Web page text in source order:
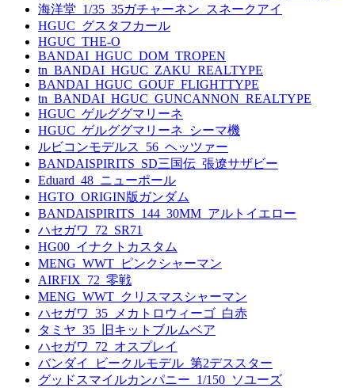
海洋堂_1/35_35ガチャーネン_スネークアイ
HGUC_グスタフカール
HGUC_THE-O
BANDAI_HGUC_DOM_TROPEN
tn_BANDAI_HGUC_ZAKU_REALTYPE
BANDAI_HGUC_GOUF_FLIGHTTYPE
tn_BANDAI_HGUC_GUNCANNON_REALTYPE
HGUC_ゲルググマリーネ
HGUC_ゲルググマリーネ_シーマ機
ルビコンモデルス_56_ヘッツァー
BANDAISPIRITS_SD三国伝_張遼サザビー
Eduard_48_ニューポール
HGTO_ORIGIN版ガンダム
BANDAISPIRITS_144_30MM_アルトイエロー
ハセガワ_72_SR71
HG00_イナクトカスタム
MENG_WWT_ピンクシャーマン
AIRFIX_72_零戦
MENG_WWT_クリスマスシャーマン
ハセガワ_35_メカトロウィーゴ_白赤
タミヤ_35_旧キットブルムベア
ハセガワ_72_オスプレイ
バンダイ_ビークルモデル_第2デススター
グッドスマイルカンパニー_1/150_ソユーズ